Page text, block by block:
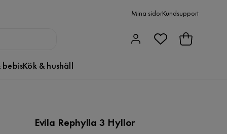
Mina sidorKundsupport
bebisKök & hushåll
Evila Rephylla 3 Hyllor